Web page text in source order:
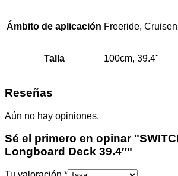
Ámbito de aplicación Freeride,
Talla 100cm, 39.4"
Reseñas
Aún no hay opiniones.
Sé el primero en opinar
Longboard Deck 39.4″"